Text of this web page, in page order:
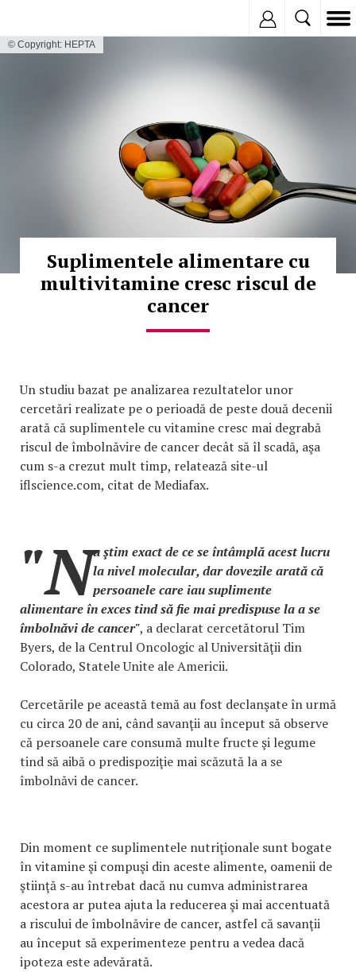
© Copyright: HEPTA
Suplimentele alimentare cu
multivitamine cresc riscul de
cancer
Un studiu bazat pe analizarea rezultatelor unor
cercetări realizate pe o perioadă de peste două decenii
arată că suplimentele cu vitamine cresc mai degrabă
riscul de îmbolnăvire de cancer decât să îl scadă, aşa
cum s-a crezut mult timp, relatează site-ul
iflscience.com, citat de Mediafax.
"Nu ştim exact de ce se întâmplă acest lucru
la nivel molecular, dar dovezile arată că
persoanele care iau suplimente
alimentare în exces tind să fie mai predispuse la a se
îmbolnăvi de cancer", a declarat cercetătorul Tim
Byers, de la Centrul Oncologic al Universităţii din
Colorado, Statele Unite ale Americii.
Cercetările pe această temă au fost declanşate în urmă
cu circa 20 de ani, când savanţii au început să observe
că persoanele care consumă multe fructe şi legume
tind să aibă o predispoziţie mai scăzută la a se
îmbolnăvi de cancer.
Din moment ce suplimentele nutriţionale sunt bogate
în vitamine şi compuşi din aceste alimente, oamenii de
ştiinţă s-au întrebat dacă nu cumva administrarea
acestora ar putea ajuta la reducerea şi mai accentuată
a riscului de îmbolnăvire de cancer, astfel că savanţii
au început să experimenteze pentru a vedea dacă
ipoteza este adevărată.